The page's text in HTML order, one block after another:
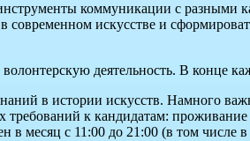
коммуникации с разными
современном искусстве и
деятельность. В конце
в истории искусств. Намного
требований к кандидатам:
месяц с 11:00 до 21:00 (в том числе в